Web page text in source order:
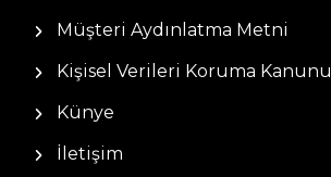
Müşteri Aydınlatma Metni
Kişisel Verileri Koruma Kanunu
Künye
İletişim